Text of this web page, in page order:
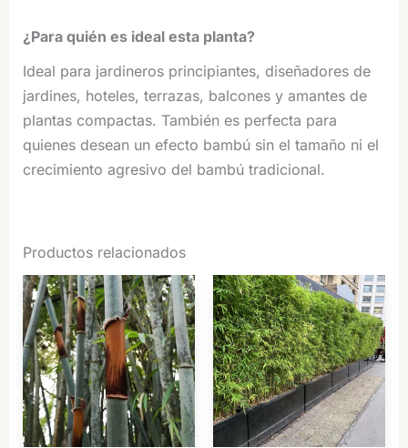
¿Para quién es ideal esta planta?
Ideal para jardineros principiantes, diseñadores de
jardines, hoteles, terrazas, balcones y amantes de
plantas compactas. También es perfecta para
quienes desean un efecto bambú sin el tamaño ni el
crecimiento agresivo del bambú tradicional.
Productos relacionados